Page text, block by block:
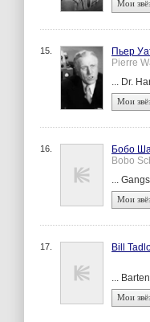
Мои
15.
Пьер
Pierre
... Dr.
Мои
16.
Бобо
Bobo
...
Мои
17. Bill
...
Мои